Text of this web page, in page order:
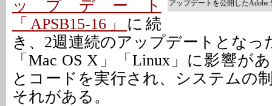
アップデートを公開したAdobe
ップデート
「APSB15-16」 に続
き、2週連続のアップデートとなっ
「Mac OS X」「Linux」に影響が
とコードを実行され、システムの
それがある。